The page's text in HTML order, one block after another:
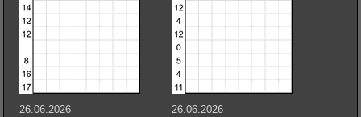
26.06.2026 26.06.2026